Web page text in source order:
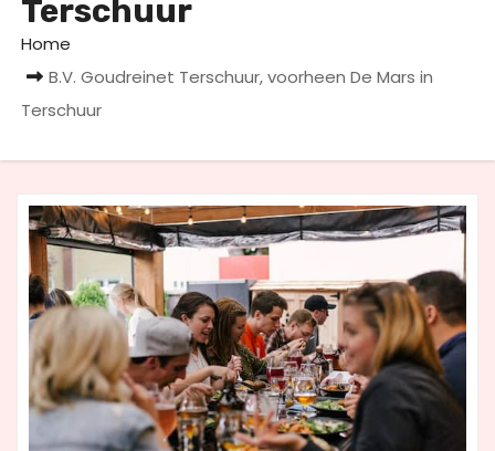
Terschuur
Home
B.V. Goudreinet Terschuur, voorheen De Mars in
Terschuur